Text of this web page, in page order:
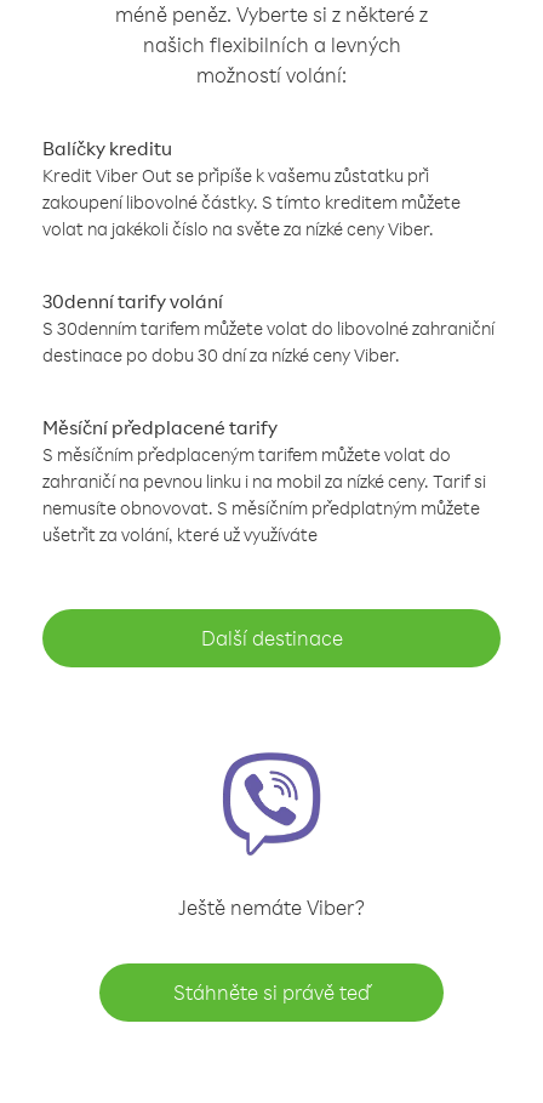
méně peněz. Vyberte si z některé z
našich flexibilních a levných
možností volání:
Balíčky kreditu
Kredit Viber Out se připíše k vašemu zůstatku při
zakoupení libovolné částky. S tímto kreditem můžete
volat na jakékoli číslo na světe za nízké ceny Viber.
30denní tarify volání
S 30denním tarifem můžete volat do libovolné zahraniční
destinace po dobu 30 dní za nízké ceny Viber.
Měsíční předplacené tarify
S měsíčním předplaceným tarifem můžete volat do
zahraničí na pevnou linku i na mobil za nízké ceny. Tarif si
nemusíte obnovovat. S měsíčním předplatným můžete
ušetřit za volání, které už využíváte
Další destinace
Ještě nemáte Viber?
Stáhněte si právě teď